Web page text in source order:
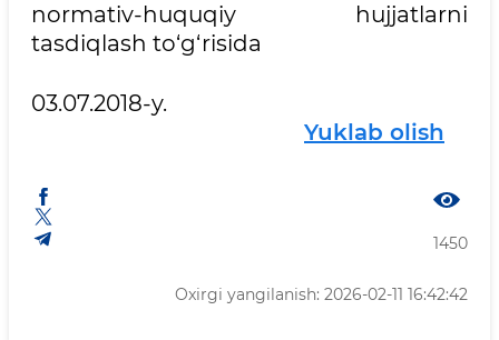
normativ-huquqiy hujjatlarni
tasdiqlash to‘g‘risida
03.07.2018-y.
Yuklab olish
1450
Oxirgi yangilanish: 2026-02-11 16:42:42